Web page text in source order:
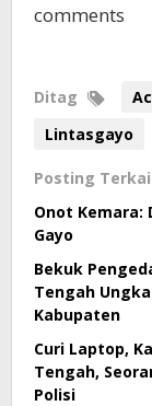
comments
Ditag
Lintasgayo
Posting
Onot
Gayo
Bekuk
Tengah
Kabupaten
Curi Laptop,
Tengah,
Polisi